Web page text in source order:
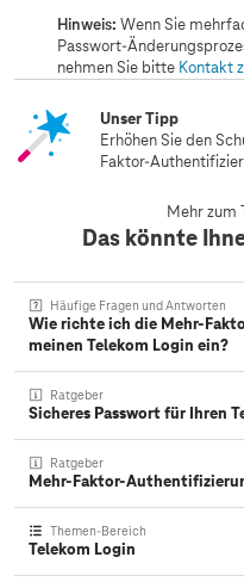
Hinweis: Wenn Sie
Passwort-
nehmen Sie bitte Kontakt
Unser Tipp
Erhöhen Sie den
Faktor-
Mehr zum
Das könnte
Häufige Fragen und Antworten
Wie richte ich die Mehr-
meinen Telekom Login ein?
Ratgeber
Sicheres Passwort für Ihren
Ratgeber
Mehr-Faktor-
Themen-Bereich
Telekom Login